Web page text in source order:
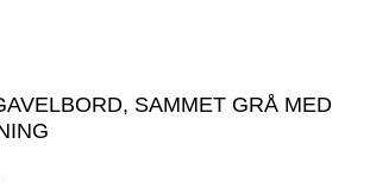
SAMMET GRÅ MED